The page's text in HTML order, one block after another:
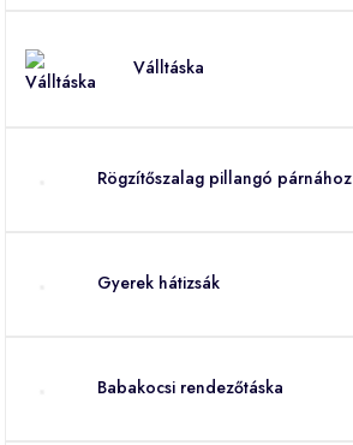
Válltáska
Rögzítőszalag pillangó párnához
Gyerek hátizsák
Babakocsi rendezőtáska